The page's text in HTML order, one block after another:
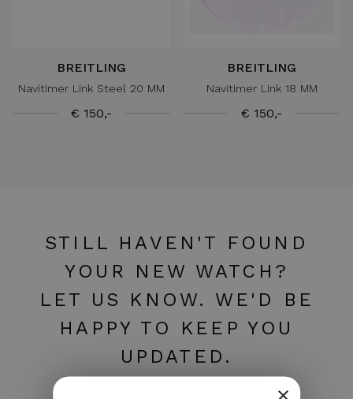
BREITLING
Navitimer Link Steel 20 MM
€ 150,-
BREITLING
Navitimer Link 18 MM
€ 150,-
STILL HAVEN'T FOUND
YOUR NEW WATCH?
LET US KNOW. WE'D BE
HAPPY TO KEEP YOU
UPDATED.